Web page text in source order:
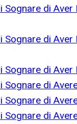
Sognare di Aver
Sognare di Aver
Sognare di Aver
Sognare di
Sognare di
Sognare di